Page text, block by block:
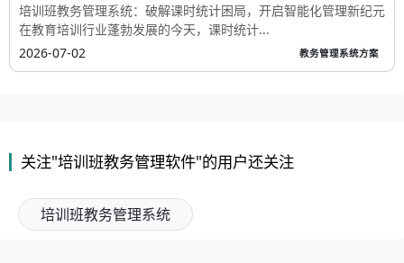
培训班教务管理系统：破解课时统计困局，开启智能化管理新纪元
在教育培训行业蓬勃发展的今天，课时统计...
2026-07-02
教务管理系统方案
关注"培训班教务管理软件"的用户还关注
培训班教务管理系统